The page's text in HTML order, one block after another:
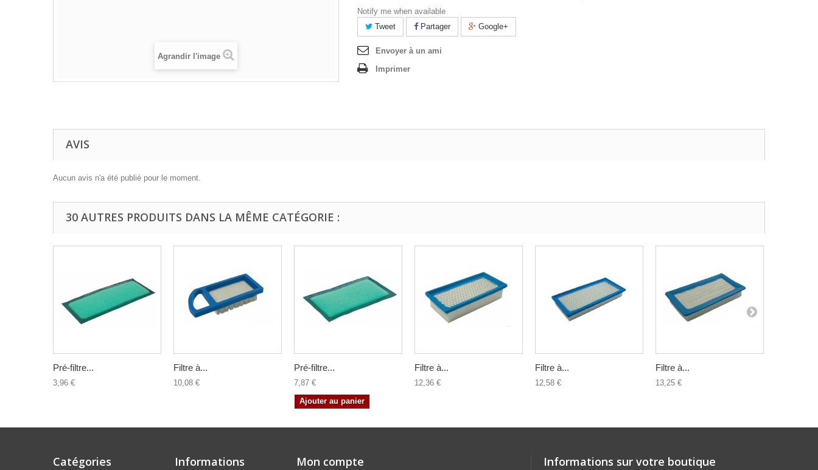
Agrandir l'image
Notify me when available
Tweet
Partager Google+
Envoyer à un ami
Imprimer
AVIS
Aucun avis n'a été publié pour le moment.
30 AUTRES PRODUITS DANS LA MÊME CATÉGORIE :
Pré-filtre...
3,96 €
Filtre à...
10,08 €
Pré-filtre...
7,87 €
Ajouter au panier
Filtre à...
12,36 €
Filtre à...
12,58 €
Filtre à...
13,25 €
Catégories Informations Mon compte Informations sur votre boutique